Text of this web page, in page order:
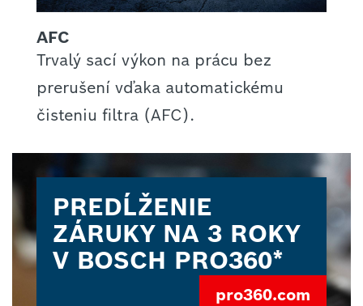
AFC
Trvalý sací výkon na prácu bez
prerušení vďaka automatickému
čisteniu filtra (AFC).
PREDĹŽENIE
ZÁRUKY NA 3 ROKY
V BOSCH PRO360*
pro360.com